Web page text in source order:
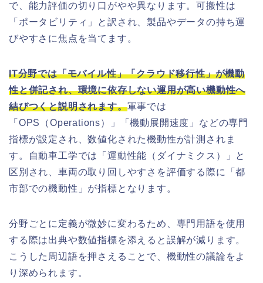
で、能力評価の切り口がやや異なります。可搬性は
「ポータビリティ」と訳され、製品やデータの持ち運
びやすさに焦点を当てます。
IT分野では「モバイル性」「クラウド移行性」が機動
性と併記され、環境に依存しない運用が高い機動性へ
結びつくと説明されます。軍事では
「OPS（Operations）」「機動展開速度」などの専門
指標が設定され、数値化された機動性が計測されま
す。自動車工学では「運動性能（ダイナミクス）」と
区別され、車両の取り回しやすさを評価する際に「都
市部での機動性」が指標となります。
分野ごとに定義が微妙に変わるため、専門用語を使用
する際は出典や数値指標を添えると誤解が減ります。
こうした周辺語を押さえることで、機動性の議論をよ
り深められます。